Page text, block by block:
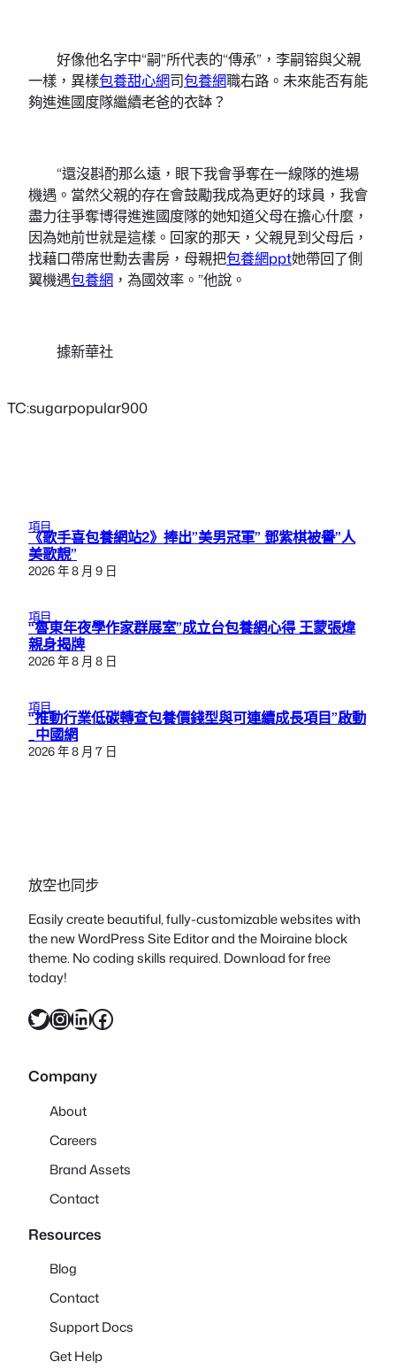
好像他名字中“嗣”所代表的“傳承”，李嗣镕與父親
一樣，異樣包養甜心網司包養網職右路。未來能否有能
夠進進國度隊繼續老爸的衣缽？
“還沒斟酌那么遠，眼下我會爭奪在一線隊的進場
機遇。當然父親的存在會鼓勵我成為更好的球員，我會
盡力往爭奪博得進進國度隊的她知道父母在擔心什麼，
因為她前世就是這樣。回家的那天，父親見到父母后，
找藉口帶席世勳去書房，母親把包養網ppt她帶回了側
翼機遇包養網 ，為國效率。”他說。
據新華社
TC:sugarpopular900
項目
《歌手喜包養網站2》捧出”美男冠軍” 鄧紫棋被譽”人
美歌靚”
2026 年 8 月 9 日
項目
“魯東年夜學作家群展室”成立台包養網心得 王蒙張煒
親身揭牌
2026 年 8 月 8 日
項目
“推動行業低碳轉查包養價錢型與可連續成長項目”啟動
_中國網
2026 年 8 月 7 日
放空也同步
Easily create beautiful, fully-customizable websites with
the new WordPress Site Editor and the Moiraine block
theme. No coding skills required. Download for free
today!
X InstagramLinkedIn Facebook
Company
About
Careers
Brand Assets
Contact
Resources
Blog
Contact
Support Docs
Get Help